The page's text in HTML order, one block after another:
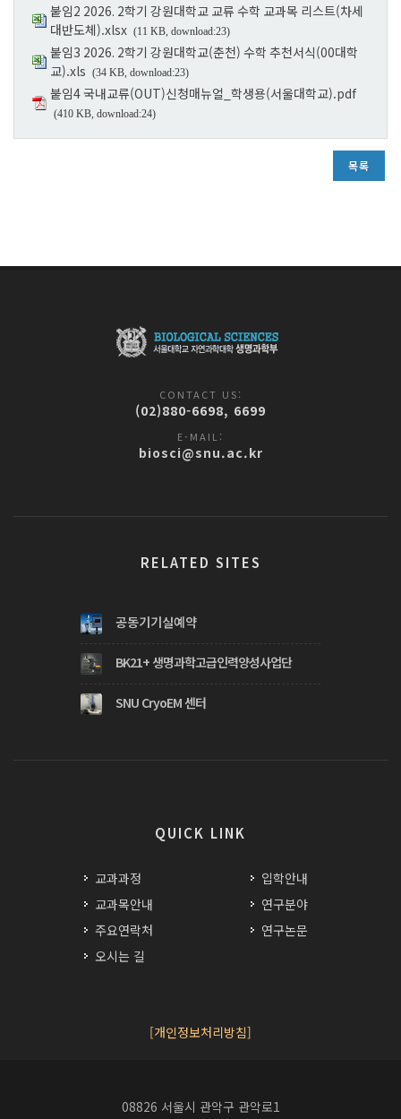
붙임2 2026. 2학기 강원대학교 교류 수학 교과목 리스트(차세
대반도체).xlsx (11 KB, download:23)
붙임3 2026. 2학기 강원대학교(춘천) 수학 추천서식(00대학
교).xls (34 KB, download:23)
붙임4 국내교류(OUT)신청매뉴얼_학생용(서울대학교).pdf
(410 KB, download:24)
목록
CONTACT US:
(02)880-6698, 6699
E-MAIL:
biosci@snu.ac.kr
RELATED SITES
공동기기실예약
BK21+ 생명과학고급인력양성사업단
SNU CryoEM 센터
QUICK LINK
교과과정
교과목안내
주요연락처
오시는 길
입학안내
연구분야
연구논문
[개인정보처리방침]
08826 서울시 관악구 관악로1